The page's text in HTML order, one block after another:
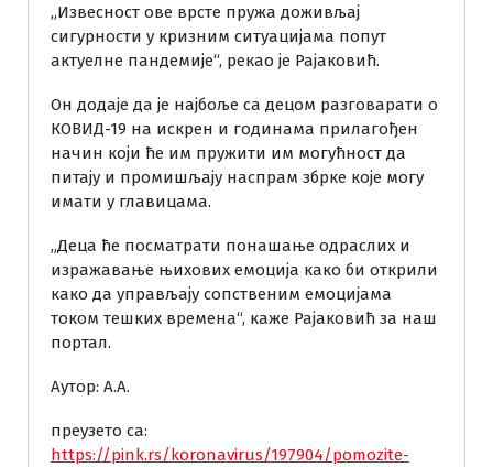
„Извесност ове врсте пружа доживљај
сигурности у кризним ситуацијама попут
актуелне пандемије“, рекао је Рајаковић.
Он додаје да је најбоље са децом разговарати о
КОВИД-19 на искрен и годинама прилагођен
начин који ће им пружити им могућност да
питају и промишљају наспрам збрке које могу
имати у главицама.
„Деца ће посматрати понашање одраслих и
изражавање њихових емоција како би открили
како да управљају сопственим емоцијама
током тешких времена“, каже Рајаковић за наш
портал.
Аутор: А.А.
преузето са:
https://pink.rs/koronavirus/197904/pomozite-